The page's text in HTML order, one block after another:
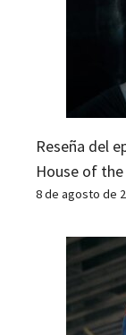
Reseña del
House of
8 de agosto de